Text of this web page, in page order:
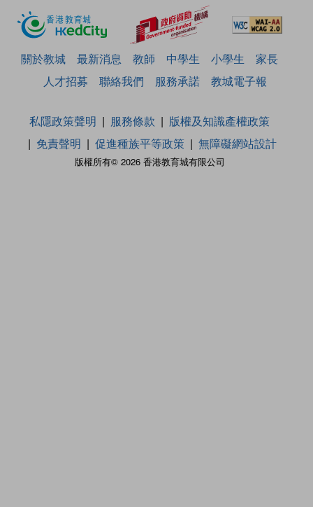
關於教城 最新消息 教師 中學生 小學生
家長
人才招募
聯絡我們 服務承諾 教城電子報
版權所有© 2026 香港教育城有限公司
私隱政策聲明 服務條款
版權及知識產權政策
免責聲明
促進種族平等政策 無障礙網站設計